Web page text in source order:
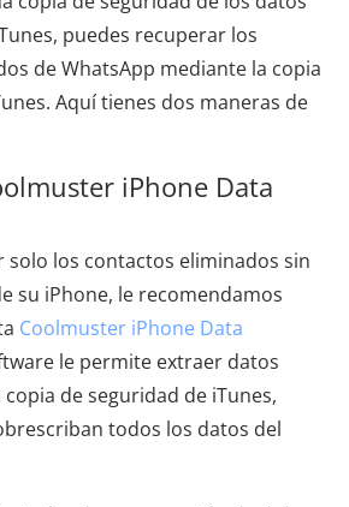
puedes recuperar los
de WhatsApp mediante la copia
Aquí tienes dos maneras de
iPhone Data
solo los contactos eliminados sin
su iPhone, le recomendamos
Coolmuster iPhone Data
le permite extraer datos
de seguridad de iTunes,
todos los datos del